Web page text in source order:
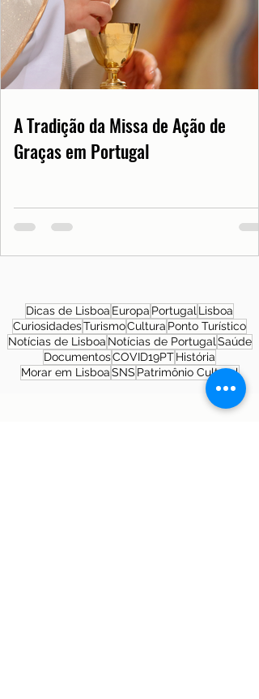
A Tradição da Missa de Ação de
Graças em Portugal
Dicas de Lisboa Europa Portugal Lisboa
CuriosidadesTurismoCultura Ponto Turístico
Notícias de Lisboa Notícias de Portugal Saúde
DocumentosCOVID19PTHistória
Morar em LisboaSNS Patrimônio Cultural